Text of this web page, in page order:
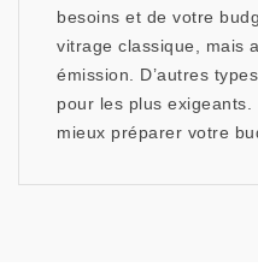
besoins et de votre
vitrage classique, mais
émission. D’autres
pour les plus
mieux préparer votre